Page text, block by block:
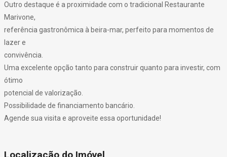
Outro destaque é a proximidade com o tradicional Restaurante
Marivone,
referência gastronômica à beira-mar, perfeito para momentos de
lazer e
convivência.
Uma excelente opção tanto para construir quanto para investir, com
ótimo
potencial de valorização.
Possibilidade de financiamento bancário.
Agende sua visita e aproveite essa oportunidade!